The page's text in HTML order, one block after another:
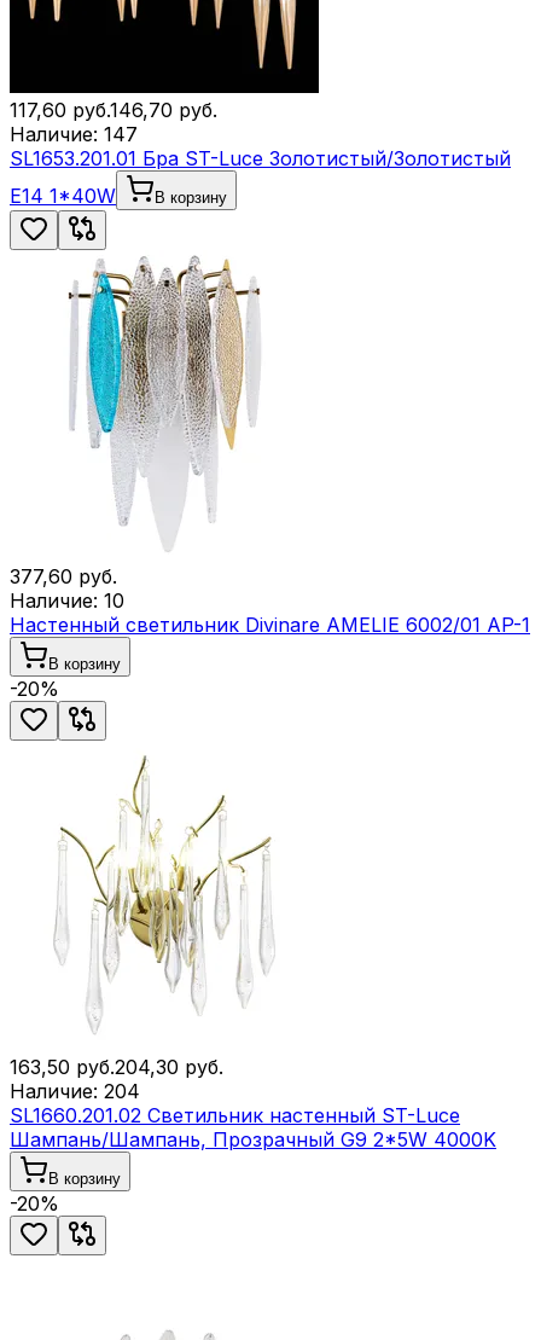
117,60 руб.146,70 руб.
Наличие: 147
SL1653.201.01 Бра ST-Luce Золотистый/Золотистый
E14 1*40W
В корзину
377,60 руб.
Наличие: 10
Настенный светильник Divinare AMELIE 6002/01 AP-1
В корзину
-20%
163,50 руб.204,30 руб.
Наличие: 204
SL1660.201.02 Светильник настенный ST-Luce
Шампань/Шампань, Прозрачный G9 2*5W 4000K
В корзину
-20%